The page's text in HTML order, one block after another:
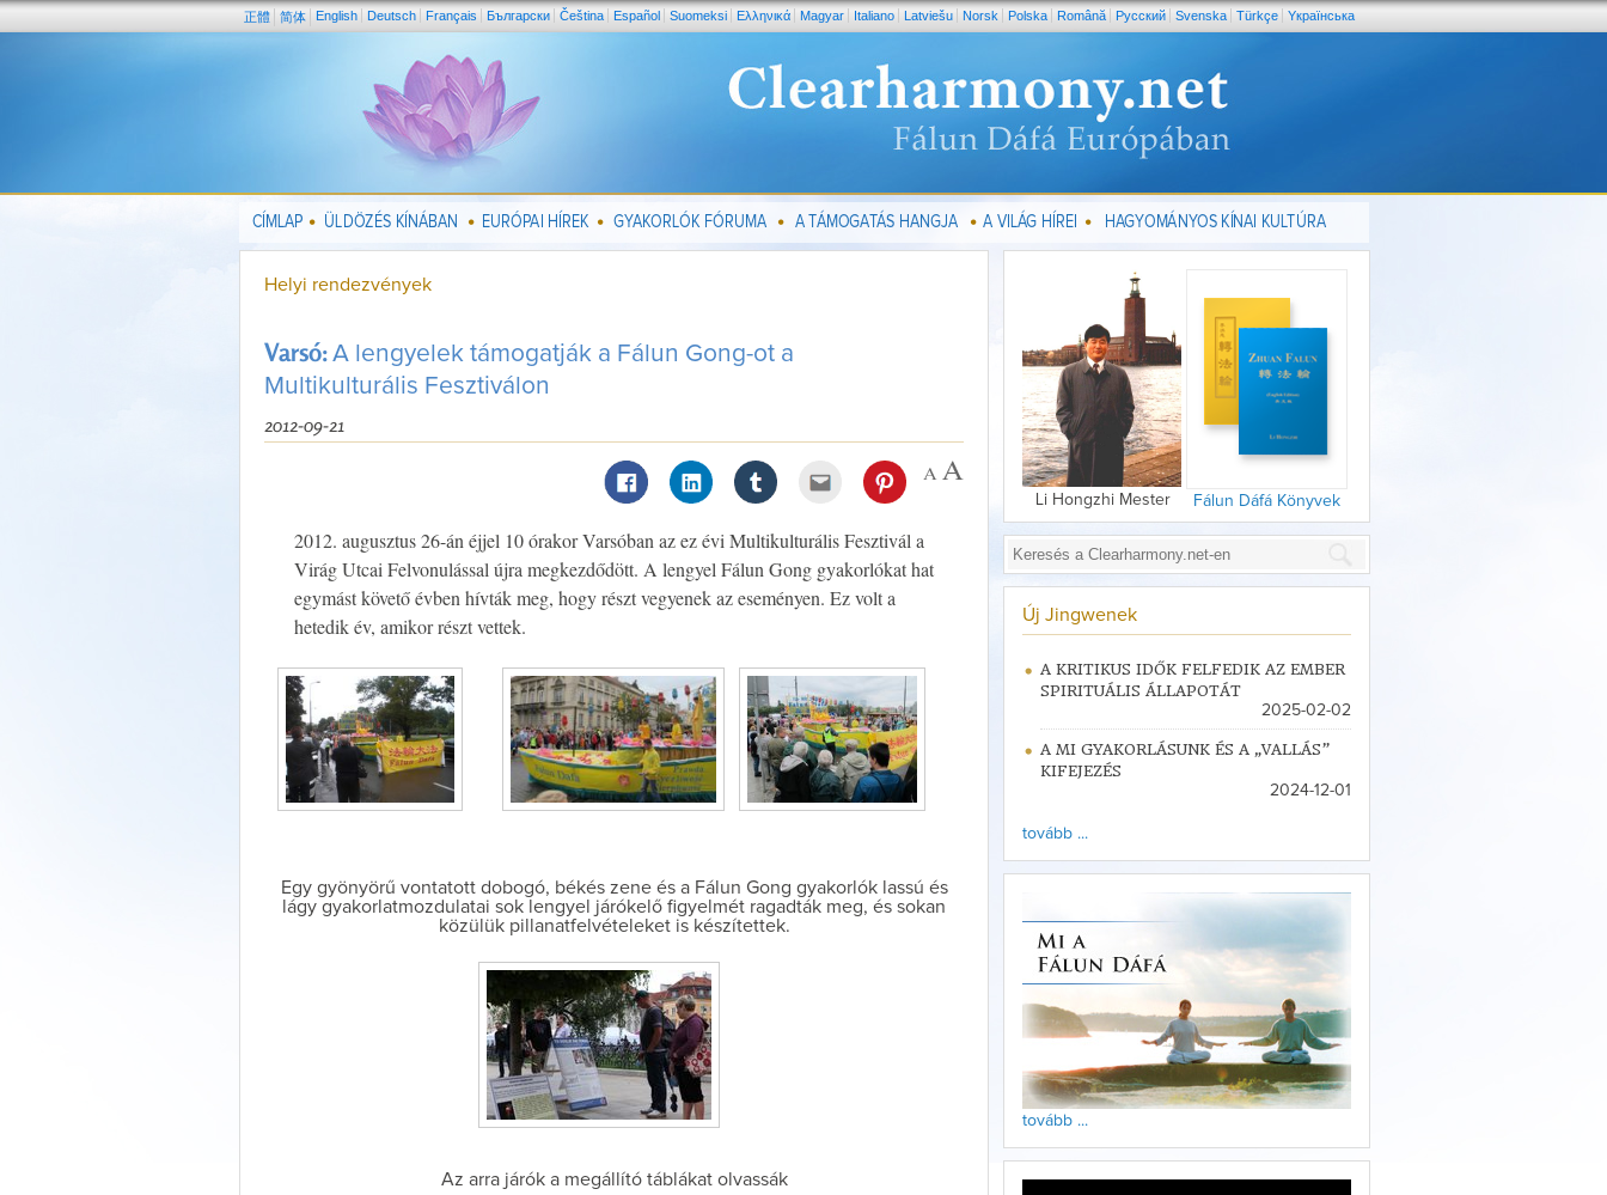
正體 简体 English Deutsch Français Български Čeština Español Suomeksi Ελληνικά Magyar Italiano Latviešu Norsk Polska Română Pусский Svenska Türkçe Yкраїнська
CÍMLAP ÜLDÖZÉS KÍNÁBAN EURÓPAI HÍREK GYAKORLÓK FÓRUMA A TÁMOGATÁS HANGJA A VILÁG HÍREI HAGYOMÁNYOS KÍNAI KULTÚRA
Helyi rendezvények
Varsó:A lengyelek támogatják a Fálun Gong-ot a
Multikulturális Fesztiválon
2012-09-21
2012. augusztus 26-án éjjel 10 órakor Varsóban az ez évi Multikulturális Fesztivál a
Virág Utcai Felvonulással újra megkezdődött. A lengyel Fálun Gong gyakorlókat hat
egymást követő évben hívták meg, hogy részt vegyenek az eseményen. Ez volt a
hetedik év, amikor részt vettek.
Egy gyönyörű vontatott dobogó, békés zene és a Fálun Gong gyakorlók lassú és
lágy gyakorlatmozdulatai sok lengyel járókelő figyelmét ragadták meg, és sokan
közülük pillanatfelvételeket is készítettek.
Az arra járók a megállító táblákat olvassák
Li Hongzhi Mester Fálun Dáfá Könyvek
Új Jingwenek
A KRITIKUS IDŐK FELFEDIK AZ EMBER
SPIRITUÁLIS ÁLLAPOTÁT
2025-02-02
A MI GYAKORLÁSUNK ÉS A „VALLÁS”
KIFEJEZÉS
2024-12-01
tovább ...
tovább ...